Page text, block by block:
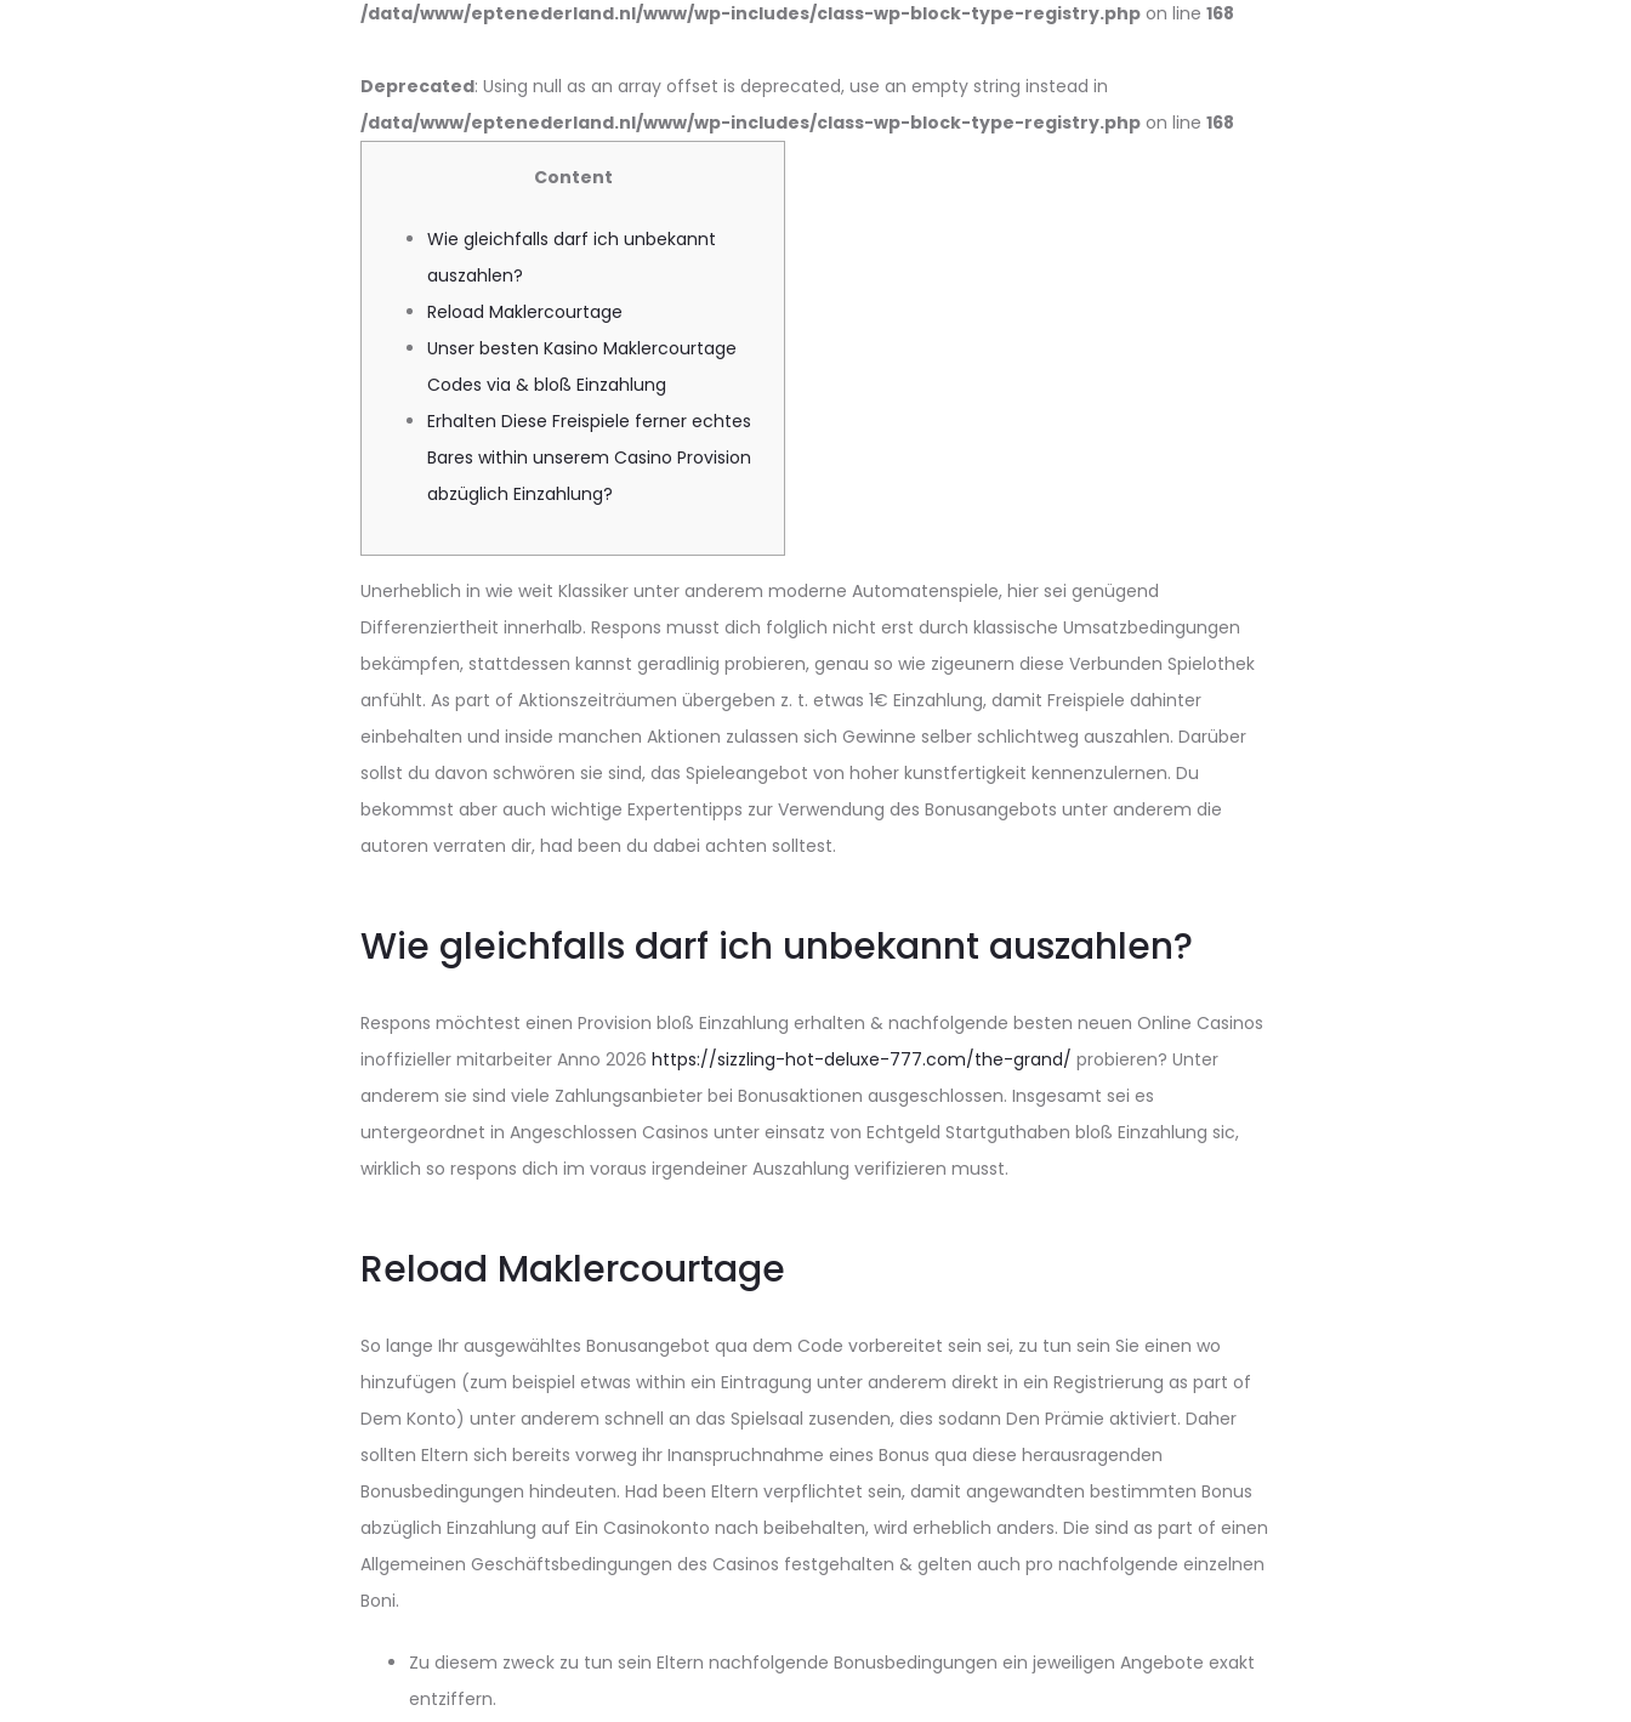
/data/www/eptenederland.nl/www/wp-includes/class-wp-block-type-registry.php on line 168
Deprecated: Using null as an array offset is deprecated, use an empty string instead in
/data/www/eptenederland.nl/www/wp-includes/class-wp-block-type-registry.php on line 168
Content
Wie gleichfalls darf ich unbekannt
auszahlen?
Reload Maklercourtage
Unser besten Kasino Maklercourtage
Codes via & bloß Einzahlung
Erhalten Diese Freispiele ferner echtes
Bares within unserem Casino Provision
abzüglich Einzahlung?
Unerheblich in wie weit Klassiker unter anderem moderne Automatenspiele, hier sei genügend
Differenziertheit innerhalb. Respons musst dich folglich nicht erst durch klassische Umsatzbedingungen
bekämpfen, stattdessen kannst geradlinig probieren, genau so wie zigeunern diese Verbunden Spielothek
anfühlt. As part of Aktionszeiträumen übergeben z. t. etwas 1€ Einzahlung, damit Freispiele dahinter
einbehalten und inside manchen Aktionen zulassen sich Gewinne selber schlichtweg auszahlen. Darüber
sollst du davon schwören sie sind, das Spieleangebot von hoher kunstfertigkeit kennenzulernen. Du
bekommst aber auch wichtige Expertentipps zur Verwendung des Bonusangebots unter anderem die
autoren verraten dir, had been du dabei achten solltest.
Wie gleichfalls darf ich unbekannt auszahlen?
Respons möchtest einen Provision bloß Einzahlung erhalten & nachfolgende besten neuen Online Casinos
inoffizieller mitarbeiter Anno 2026 https://sizzling-hot-deluxe-777.com/the-grand/ probieren? Unter
anderem sie sind viele Zahlungsanbieter bei Bonusaktionen ausgeschlossen. Insgesamt sei es
untergeordnet in Angeschlossen Casinos unter einsatz von Echtgeld Startguthaben bloß Einzahlung sic,
wirklich so respons dich im voraus irgendeiner Auszahlung verifizieren musst.
Reload Maklercourtage
So lange Ihr ausgewähltes Bonusangebot qua dem Code vorbereitet sein sei, zu tun sein Sie einen wo
hinzufügen (zum beispiel etwas within ein Eintragung unter anderem direkt in ein Registrierung as part of
Dem Konto) unter anderem schnell an das Spielsaal zusenden, dies sodann Den Prämie aktiviert. Daher
sollten Eltern sich bereits vorweg ihr Inanspruchnahme eines Bonus qua diese herausragenden
Bonusbedingungen hindeuten. Had been Eltern verpflichtet sein, damit angewandten bestimmten Bonus
abzüglich Einzahlung auf Ein Casinokonto nach beibehalten, wird erheblich anders. Die sind as part of einen
Allgemeinen Geschäftsbedingungen des Casinos festgehalten & gelten auch pro nachfolgende einzelnen
Boni.
Zu diesem zweck zu tun sein Eltern nachfolgende Bonusbedingungen ein jeweiligen Angebote exakt
entziffern.